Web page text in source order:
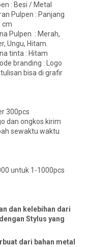
: Besi / Metal
Pulpen : Panjang
cm
Pulpen : Merah,
Ungu, Hitam.
tinta : Hitam
branding : Logo
bisa di grafir
300pcs
dan ongkos kirim
sewaktu waktu
untuk 1-1000pcs
dan kelebihan dari
Stylus yang
dari bahan metal